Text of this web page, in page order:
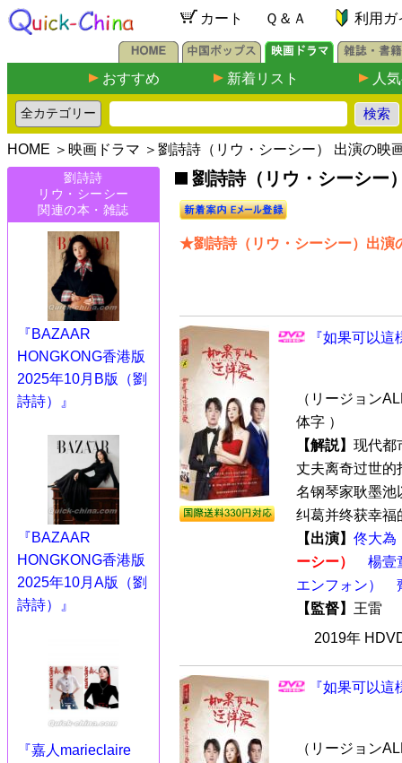
カート Ｑ＆Ａ 利用ガ
おすすめ 新着リスト 人
HOME ＞ 映画ドラマ ＞劉詩詩（リウ・シーシー） 出演の映
劉詩詩
リウ・シーシー
関連の本・雑誌
『BAZAAR
HONGKONG香港版
2025年10月B版（劉
詩詩）』
『BAZAAR
HONGKONG香港版
2025年10月A版（劉
詩詩）』
『嘉人marieclaire
劉詩詩（リウ・シーシー
★劉詩詩（リウ・シーシー）出演
『如果可以
（リージョン
体字 ）
【解説】 现代都
丈夫离奇过世的
名钢琴家耿墨池
纠葛并终获幸福
【出演】 佟大為
ーシー）
楊壹
エンフォン）
【監督】 王雷
2019年
『如果可以
（リージョン